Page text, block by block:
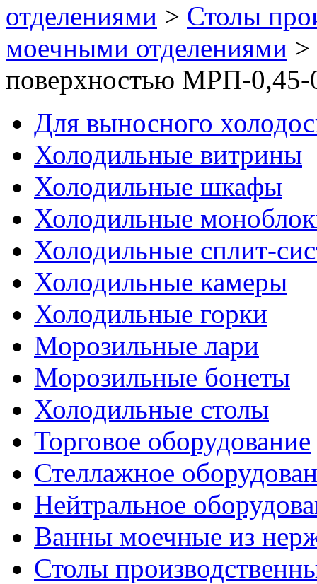
отделениями > Столы
моечными отделениями >
поверхностью МРП-0,45-
Для выносного
Холодильные витрины
Холодильные шкафы
Холодильные
Холодильные сплит-
Холодильные камеры
Холодильные горки
Морозильные лари
Морозильные бонеты
Холодильные столы
Торговое оборудование
Стеллажное
Нейтральное
Ванны моечные из
Столы